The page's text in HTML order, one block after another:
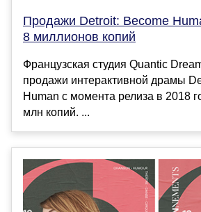
Продажи Detroit: Become
8 миллионов копий
Французская студия Quantic
продажи интерактивной драмы
Human с момента релиза в 2018
млн копий. ...